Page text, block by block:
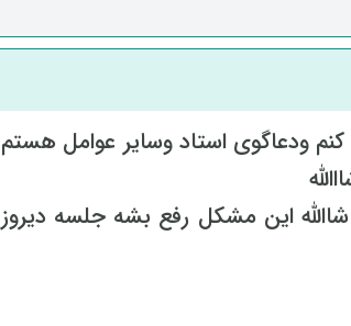
کنم ودعاگوی استاد وسایر عوامل هستم
این مشکل رفع بشه جلسه دیروز